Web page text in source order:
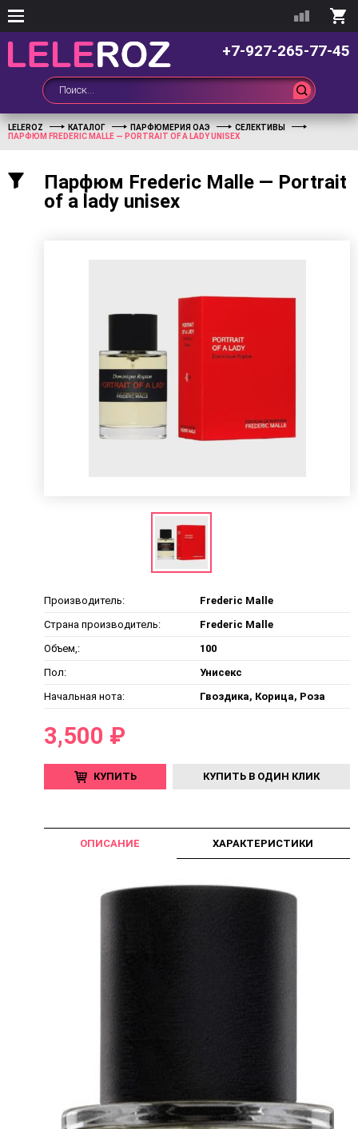
+7-927-265-77-45
LELEROZ КАТАЛОГ ПАРФЮМЕРИЯ ОАЭ
СЕЛЕКТИВЫ
ПАРФЮМ FREDERIC MALLE — PORTRAIT OF A LADY UNISEX
Парфюм Frederic Malle — Portrait
of a lady unisex
Производитель:
Frederic Malle
Страна производитель:
Frederic Malle
Объем,:
100
Пол:
Унисекс
Начальная нота:
Гвоздика, Корица, Роза
3,500 ₽
КУПИТЬ КУПИТЬ В ОДИН КЛИК
ОПИСАНИЕ ХАРАКТЕРИСТИКИ